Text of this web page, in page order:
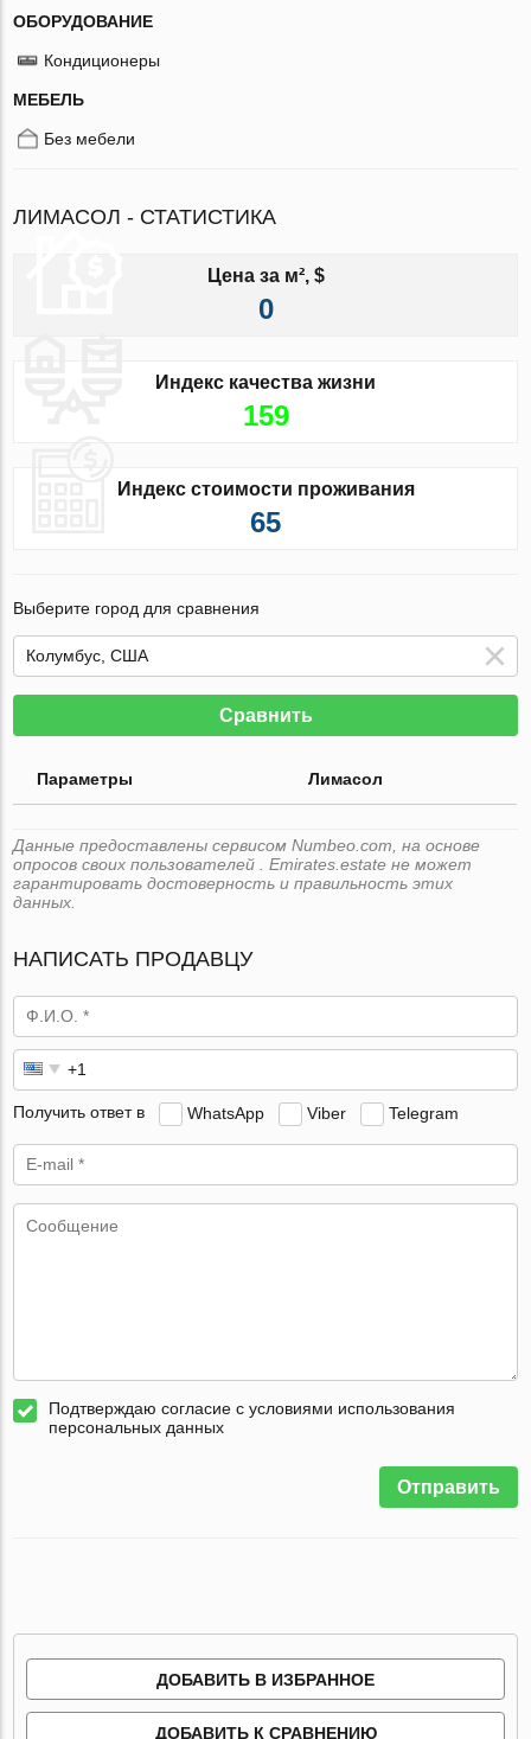
ОБОРУДОВАНИЕ
Кондиционеры
МЕБЕЛЬ
Без мебели
ЛИМАСОЛ - СТАТИСТИКА
Цена за м², $
0
Индекс качества жизни
159
Индекс стоимости проживания
65
Выберите город для сравнения
Сравнить
Параметры Лимасол
Данные предоставлены сервисом Numbeo.com, на основе
опросов своих пользователей . Emirates.estate не может
гарантировать достоверность и правильность этих
данных.
НАПИСАТЬ ПРОДАВЦУ
Получить ответ в WhatsApp Viber Telegram
Подтверждаю согласие с условиями использования
персональных данных
Отправить
ДОБАВИТЬ В ИЗБРАННОЕ
ДОБАВИТЬ К СРАВНЕНИЮ